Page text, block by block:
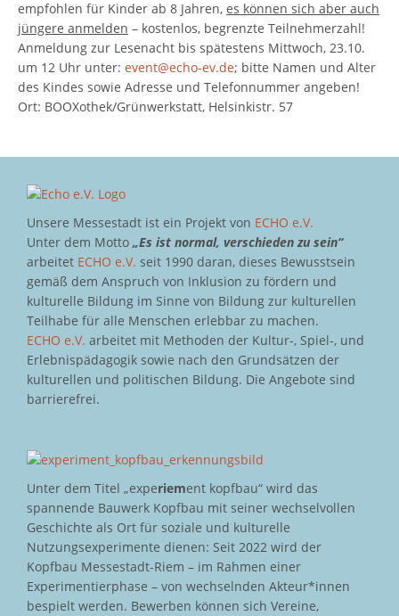
empfohlen für Kinder ab 8 Jahren, es können sich aber auch
jüngere anmelden – kostenlos, begrenzte Teilnehmerzahl!
Anmeldung zur Lesenacht bis spätestens Mittwoch, 23.10.
um 12 Uhr unter: event@echo-ev.de; bitte Namen und Alter
des Kindes sowie Adresse und Telefonnummer angeben!
Ort: BOOXothek/Grünwerkstatt, Helsinkistr. 57
Unsere Messestadt ist ein Projekt von ECHO e.V.
Unter dem Motto „Es ist normal, verschieden zu sein“
arbeitet ECHO e.V. seit 1990 daran, dieses Bewusstsein
gemäß dem Anspruch von Inklusion zu fördern und
kulturelle Bildung im Sinne von Bildung zur kulturellen
Teilhabe für alle Menschen erlebbar zu machen.
ECHO e.V. arbeitet mit Methoden der Kultur-, Spiel-, und
Erlebnispädagogik sowie nach den Grundsätzen der
kulturellen und politischen Bildung. Die Angebote sind
barrierefrei.
Unter dem Titel „experiement kopfbau“ wird das
spannende Bauwerk Kopfbau mit seiner wechselvollen
Geschichte als Ort für soziale und kulturelle
Nutzungsexperimente dienen: Seit 2022 wird der
Kopfbau Messestadt-Riem – im Rahmen einer
Experimentierphase – von wechselnden Akteur*innen
bespielt werden. Bewerben können sich Vereine,